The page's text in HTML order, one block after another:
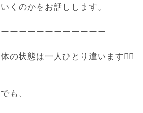
くのかをお話しします。
ーーーーーーーーーーー
の状態は一人ひとり違います🧍‍♀️
も、